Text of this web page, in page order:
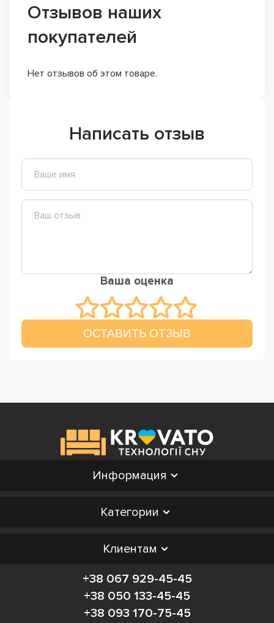
Отзывов наших
покупателей
Нет отзывов об этом товаре.
Написать отзыв
Ваша оценка
ОСТАВИТЬ ОТЗЫВ
Информация
Категории
Клиентам
+38 067 929-45-45
+38 050 133-45-45
+38 093 170-75-45